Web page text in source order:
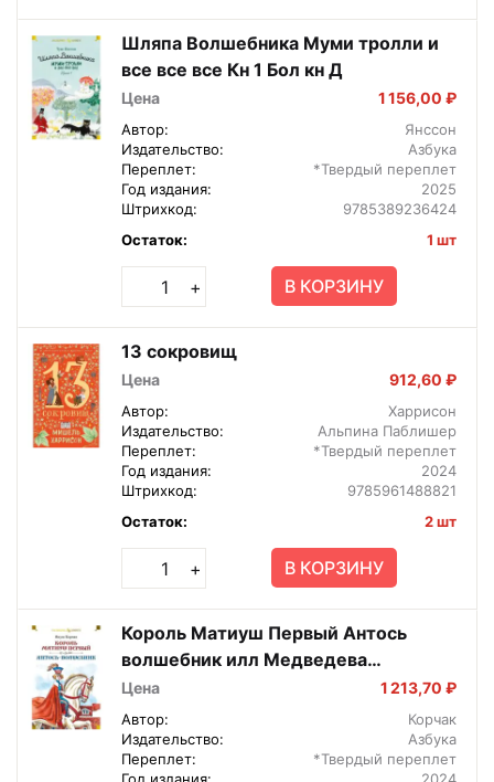
Шляпа Волшебника Муми тролли и
все все все Кн 1 Бол кн Д
Цена 1 156,00 ₽
Автор:
Янссон
Издательство:
Азбука
Переплет:
*Твердый переплет
Год издания:
2025
Штрихкод:
9785389236424
Остаток:
1 шт
+ В КОРЗИНУ
13 сокровищ
Цена 912,60 ₽
Автор:
Харрисон
Издательство:
Альпина Паблишер
Переплет:
*Твердый переплет
Год издания:
2024
Штрихкод:
9785961488821
Остаток:
2 шт
+ В КОРЗИНУ
Король Матиуш Первый Антось
волшебник илл Медведева
Граблевской Бол Кн Д
Цена 1 213,70 ₽
Автор:
Корчак
Издательство:
Азбука
Переплет:
*Твердый переплет
Год издания:
2024